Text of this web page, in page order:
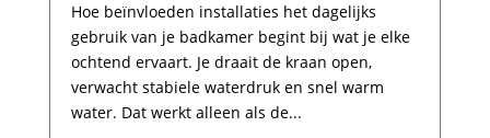
Hoe beïnvloeden installaties het dagelijks
gebruik van je badkamer begint bij wat je elke
ochtend ervaart.​ Je draait de kraan open,
verwacht stabiele waterdruk en snel warm
water.​ Dat werkt alleen als de...